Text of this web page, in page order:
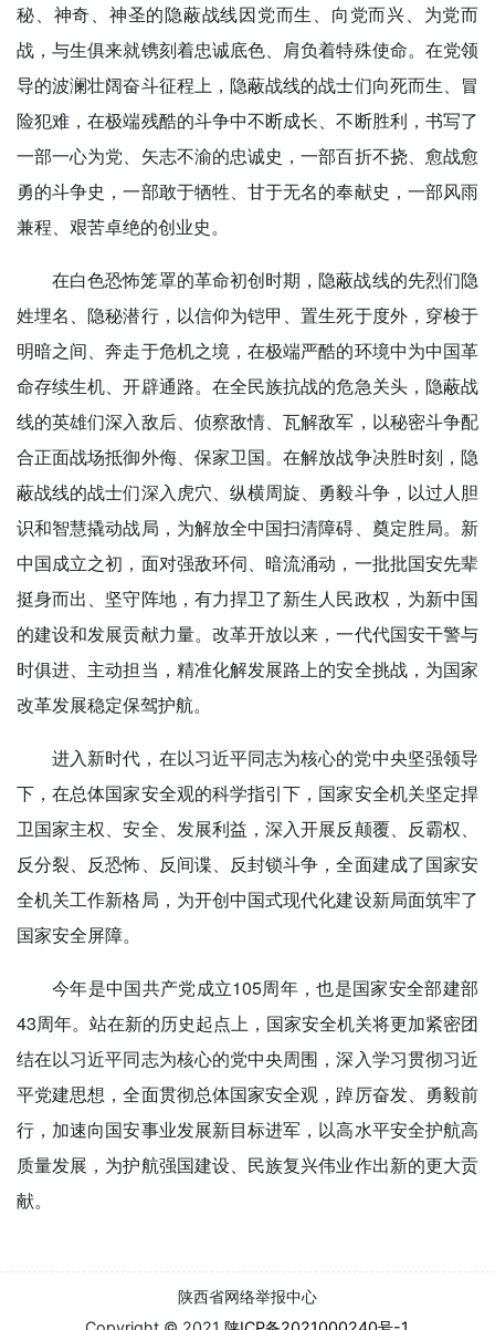
秘、神奇、神圣的隐蔽战线因党而生、向党而兴、为党而
战，与生俱来就镌刻着忠诚底色、肩负着特殊使命。在党领
导的波澜壮阔奋斗征程上，隐蔽战线的战士们向死而生、冒
险犯难，在极端残酷的斗争中不断成长、不断胜利，书写了
一部一心为党、矢志不渝的忠诚史，一部百折不挠、愈战愈
勇的斗争史，一部敢于牺牲、甘于无名的奉献史，一部风雨
兼程、艰苦卓绝的创业史。
在白色恐怖笼罩的革命初创时期，隐蔽战线的先烈们隐
姓埋名、隐秘潜行，以信仰为铠甲、置生死于度外，穿梭于
明暗之间、奔走于危机之境，在极端严酷的环境中为中国革
命存续生机、开辟通路。在全民族抗战的危急关头，隐蔽战
线的英雄们深入敌后、侦察敌情、瓦解敌军，以秘密斗争配
合正面战场抵御外侮、保家卫国。在解放战争决胜时刻，隐
蔽战线的战士们深入虎穴、纵横周旋、勇毅斗争，以过人胆
识和智慧撬动战局，为解放全中国扫清障碍、奠定胜局。新
中国成立之初，面对强敌环伺、暗流涌动，一批批国安先辈
挺身而出、坚守阵地，有力捍卫了新生人民政权，为新中国
的建设和发展贡献力量。改革开放以来，一代代国安干警与
时俱进、主动担当，精准化解发展路上的安全挑战，为国家
改革发展稳定保驾护航。
进入新时代，在以习近平同志为核心的党中央坚强领导
下，在总体国家安全观的科学指引下，国家安全机关坚定捍
卫国家主权、安全、发展利益，深入开展反颠覆、反霸权、
反分裂、反恐怖、反间谍、反封锁斗争，全面建成了国家安
全机关工作新格局，为开创中国式现代化建设新局面筑牢了
国家安全屏障。
今年是中国共产党成立105周年，也是国家安全部建部
43周年。站在新的历史起点上，国家安全机关将更加紧密团
结在以习近平同志为核心的党中央周围，深入学习贯彻习近
平党建思想，全面贯彻总体国家安全观，踔厉奋发、勇毅前
行，加速向国安事业发展新目标进军，以高水平安全护航高
质量发展，为护航强国建设、民族复兴伟业作出新的更大贡
献。
陕西省网络举报中心